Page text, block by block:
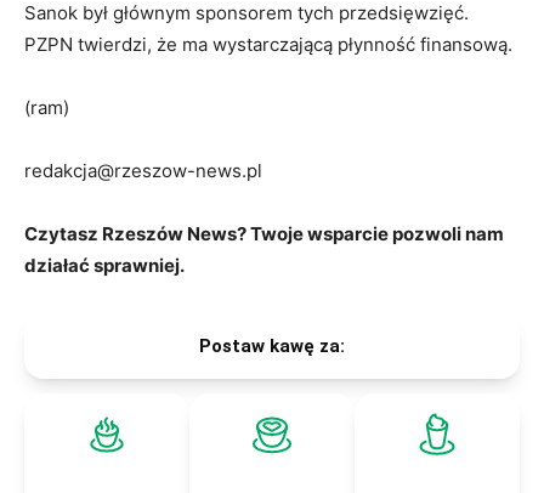
Sanok był głównym sponsorem tych przedsięwzięć.
PZPN twierdzi, że ma wystarczającą płynność finansową.
(ram)
redakcja@rzeszow-news.pl
Czytasz Rzeszów News? Twoje wsparcie pozwoli nam
działać sprawniej.
Postaw kawę za: